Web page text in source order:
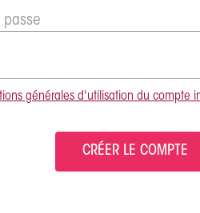
générales d'utilisation du compte
CRÉER LE COMPTE